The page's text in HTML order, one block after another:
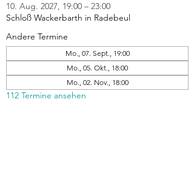
10. Aug. 2027, 19:00 – 23:00
Schloß Wackerbarth in Radebeul
Andere Termine
Mo., 07. Sept., 19:00
Mo., 05. Okt., 18:00
Mo., 02. Nov., 18:00
112 Termine ansehen